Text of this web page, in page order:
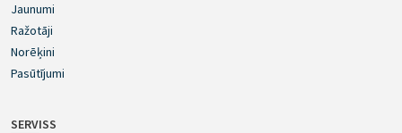
Jaunumi
Ražotāji
Norēķini
Pasūtījumi
SERVISS